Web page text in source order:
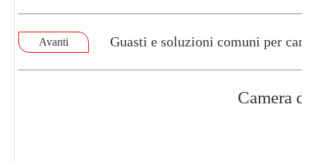
Avanti Guasti e soluzioni comuni per
Camera